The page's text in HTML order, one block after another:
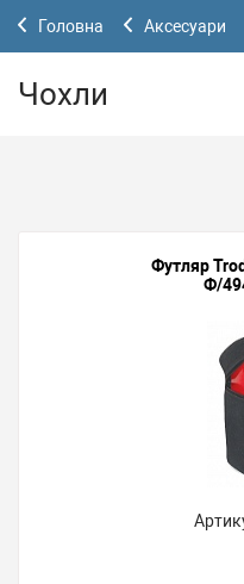
Головна Аксесуари
Чохли
Футляр
Ф/